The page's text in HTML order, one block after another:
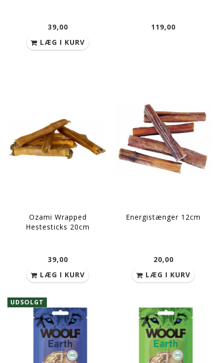
39,00
LÆG I KURV
119,00
Ozami Wrapped
Hestesticks 20cm
39,00
LÆG I KURV
Energistænger 12cm
20,00
LÆG I KURV
UDSOLGT